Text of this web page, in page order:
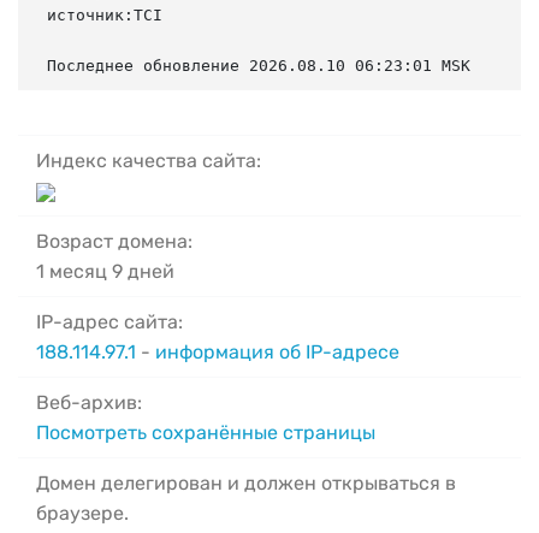
источник:TCI
Последнее обновление 2026.08.10 06:23:01 MSK
Индекс качества сайта:
Возраст домена:
1 месяц 9 дней
IP-адрес сайта:
188.114.97.1 - информация об IP-адресе
Веб-архив:
Посмотреть сохранённые страницы
Домен делегирован и должен открываться в
браузере.